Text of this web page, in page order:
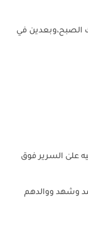
الصبح،وبعدين في
علىٰ السرير فوق
وشهد ووالدهم